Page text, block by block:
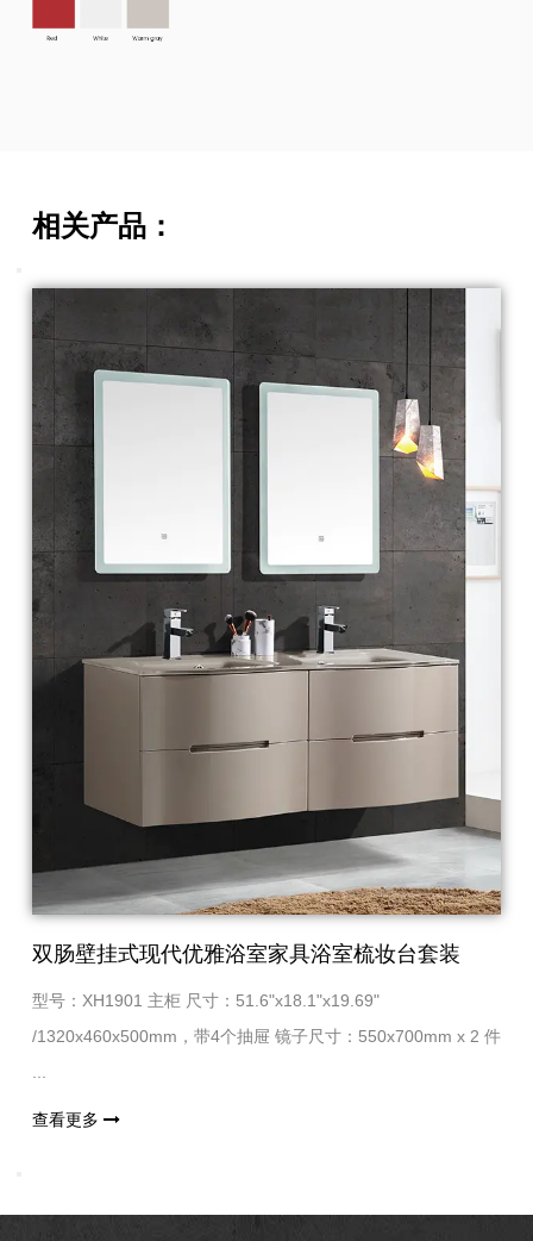
相关产品：
双肠壁挂式现代优雅浴室家具浴室梳妆台套装
型号：XH1901 主柜 尺寸：51.6"x18.1"x19.69"
/1320x460x500mm，带4个抽屉 镜子尺寸：550x700mm x 2 件
查看更多